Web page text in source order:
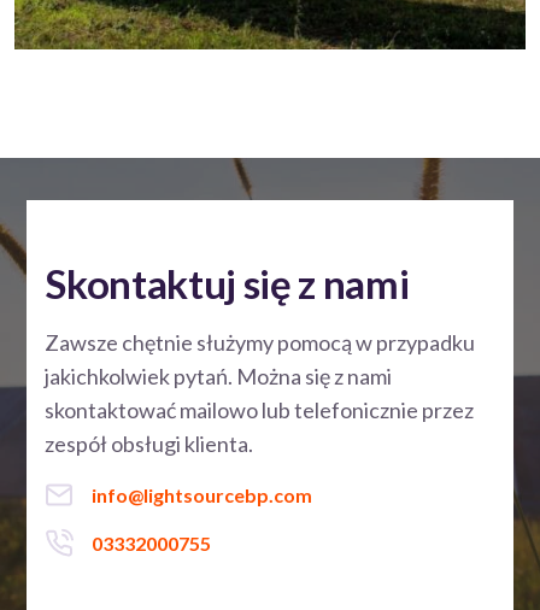
Skontaktuj się z nami
Zawsze chętnie służymy pomocą w przypadku
jakichkolwiek pytań. Można się z nami
skontaktować mailowo lub telefonicznie przez
zespół obsługi klienta.
info@lightsourcebp.com
03332000755